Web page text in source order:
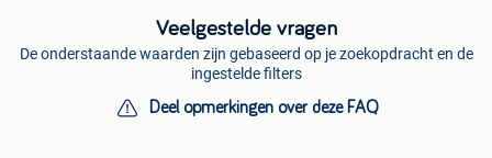
Veelgestelde vragen
De onderstaande waarden zijn gebaseerd op je zoekopdracht en de
ingestelde filters
Deel opmerkingen over deze FAQ